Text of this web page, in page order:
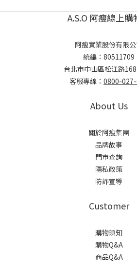
A.S.O 阿瘦線上購
阿瘦實業股份有限
統編：80511709
台北市中山區松江路
客服專線： 0800-
About Us
關於阿瘦集團
品牌故事
門市查詢
隱私政策
防詐宣導
Customer
購物須知
購物Q&A
商品Q&A